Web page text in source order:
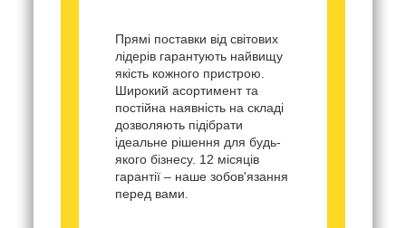
Прямі поставки від світових
лідерів гарантують найвищу
якість кожного пристрою.
Широкий асортимент та
постійна наявність на складі
дозволяють підібрати
ідеальне рішення для будь-
якого бізнесу. 12 місяців
гарантії – наше зобов'язання
перед вами.